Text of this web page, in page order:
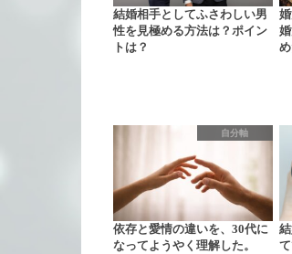
結婚相手としてふさわしい男
性を見極める方法は？ポイン
トは？
自分軸
依存と愛情の違いを、30代に
なってようやく理解した。